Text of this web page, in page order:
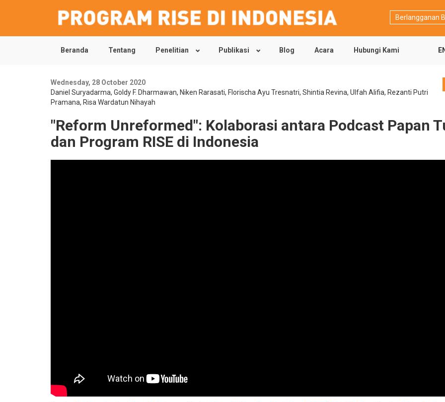
Berlangganan
Beranda Tentang Penelitian Publikasi Blog Acara Hubungi Kami
Wednesday, 28 October 2020
Daniel Suryadarma, Goldy F. Dharmawan, Niken Rarasati, Florischa Ayu Tresnatri, Shintia Revina, Ulfah Alifia, Rezanti Putri
Pramana, Risa Wardatun Nihayah
"Reform Unreformed": Kolaborasi antara Podcast Papan
dan Program RISE di Indonesia